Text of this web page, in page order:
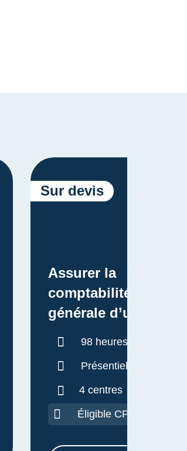
EXPOSER ET VENDRE À BOURGES
Assurer la
comptabilité
générale d’une
Bloc 2 - Adjoint de
Dirigeant
d'Entreprise
Durée :
98 heures
Présentiel
4 centres
Éligible CPF
Sur devis